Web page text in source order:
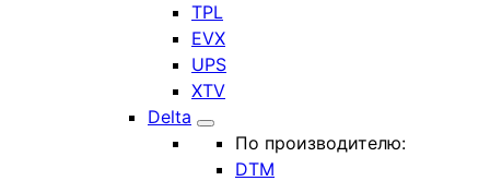
TPL
EVX
UPS
XTV
Delta
По производителю:
DTM